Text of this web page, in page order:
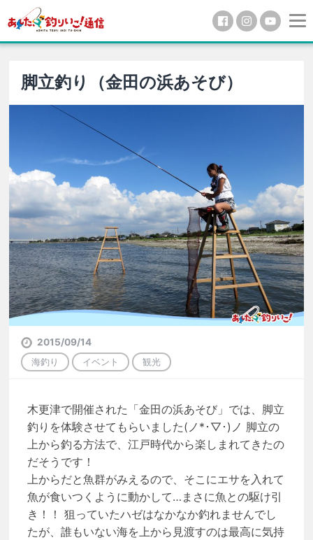
脚立釣り（金田の浜あそび）
2015/09/14
海釣り
イベント 観光
木更津で開催された「金田の浜あそび」では、脚立
釣りを体験させてもらいました(ノ*･▽･)ノ 脚立の
上から釣る方法で、江戸時代から楽しまれてきたの
だそうです！
上からだと魚群がみえるので、そこにエサを入れて
魚が食いつくように動かして…まさに魚との駆け引
き！！ 狙っていたハゼはなかなか釣れませんでし
たが、誰もいない海を上から見渡すのは最高に気持